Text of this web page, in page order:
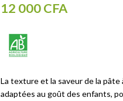
12 000CFA
La texture et la saveur de la
adaptées au goût des enfants,